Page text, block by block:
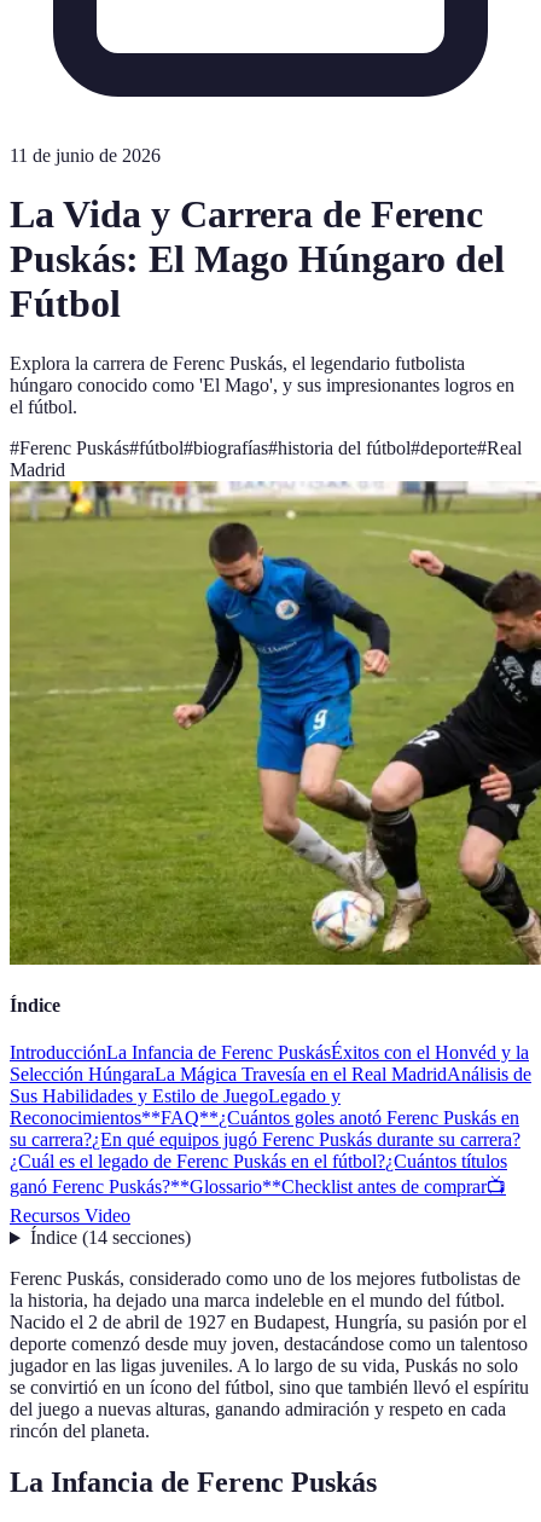
11 de junio de 2026
La Vida y Carrera de Ferenc
Puskás: El Mago Húngaro del
Fútbol
Explora la carrera de Ferenc Puskás, el legendario futbolista
húngaro conocido como 'El Mago', y sus impresionantes logros en
el fútbol.
#Ferenc Puskás#fútbol#biografías#historia del fútbol#deporte#Real
Madrid
Índice
IntroducciónLa Infancia de Ferenc PuskásÉxitos con el Honvéd y la
Selección HúngaraLa Mágica Travesía en el Real MadridAnálisis de
Sus Habilidades y Estilo de JuegoLegado y
Reconocimientos**FAQ**¿Cuántos goles anotó Ferenc Puskás en
su carrera?¿En qué equipos jugó Ferenc Puskás durante su carrera?
¿Cuál es el legado de Ferenc Puskás en el fútbol?¿Cuántos títulos
ganó Ferenc Puskás?**Glossario**Checklist antes de comprar📺
Recursos Video
Índice(14 secciones)
Ferenc Puskás, considerado como uno de los mejores futbolistas de
la historia, ha dejado una marca indeleble en el mundo del fútbol.
Nacido el 2 de abril de 1927 en Budapest, Hungría, su pasión por el
deporte comenzó desde muy joven, destacándose como un talentoso
jugador en las ligas juveniles. A lo largo de su vida, Puskás no solo
se convirtió en un ícono del fútbol, sino que también llevó el espíritu
del juego a nuevas alturas, ganando admiración y respeto en cada
rincón del planeta.
La Infancia de Ferenc Puskás